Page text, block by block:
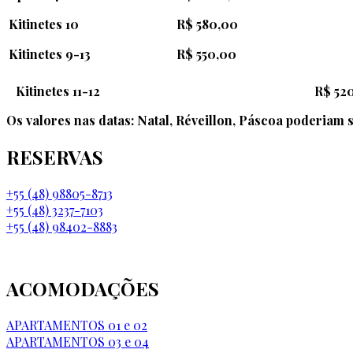
Kitinetes 10
R$ 580,00
Kitinetes 9-13
R$ 550,00
Kitinetes 11-12 R$ 52
Os valores nas datas: Natal, Réveillon, Páscoa poderiam
RESERVAS
+55 (48) 98805-8713
+55 (48) 3237-7103
+55 (48) 98402-8883
ACOMODAÇÕES
APARTAMENTOS 01 e 02
APARTAMENTOS 03 e 04